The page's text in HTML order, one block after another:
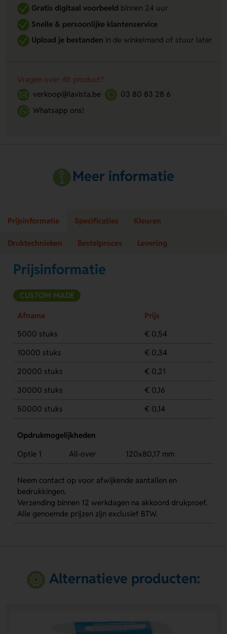
Gratis digitaal voorbeeldbinnen 24 uur
Snelle & persoonlijke klantenservice
Upload je bestanden in de winkelmand of stuur later
Vragen over dit product?
verkoop@lavista.be
03 80 83 28 6
Whatsapp ons!
Meer informatie
Prijsinformatie Specificaties Kleuren
Druktechnieken Bestelproces Levering
Prijsinformatie
CUSTOM MADE
Afname
Prijs
5000 stuks
€ 0,54
10000 stuks
€ 0,34
20000 stuks
€ 0,21
30000 stuks
€ 0,16
50000 stuks
€ 0,14
Opdrukmogelijkheden
Optie 1
All-over 120x80,17 mm
Neem contact op voor afwijkende aantallen en
bedrukkingen.
Verzending binnen 12 werkdagen na akkoord drukproef.
Alle genoemde prijzen zijn exclusief BTW.
Alternatieve producten: